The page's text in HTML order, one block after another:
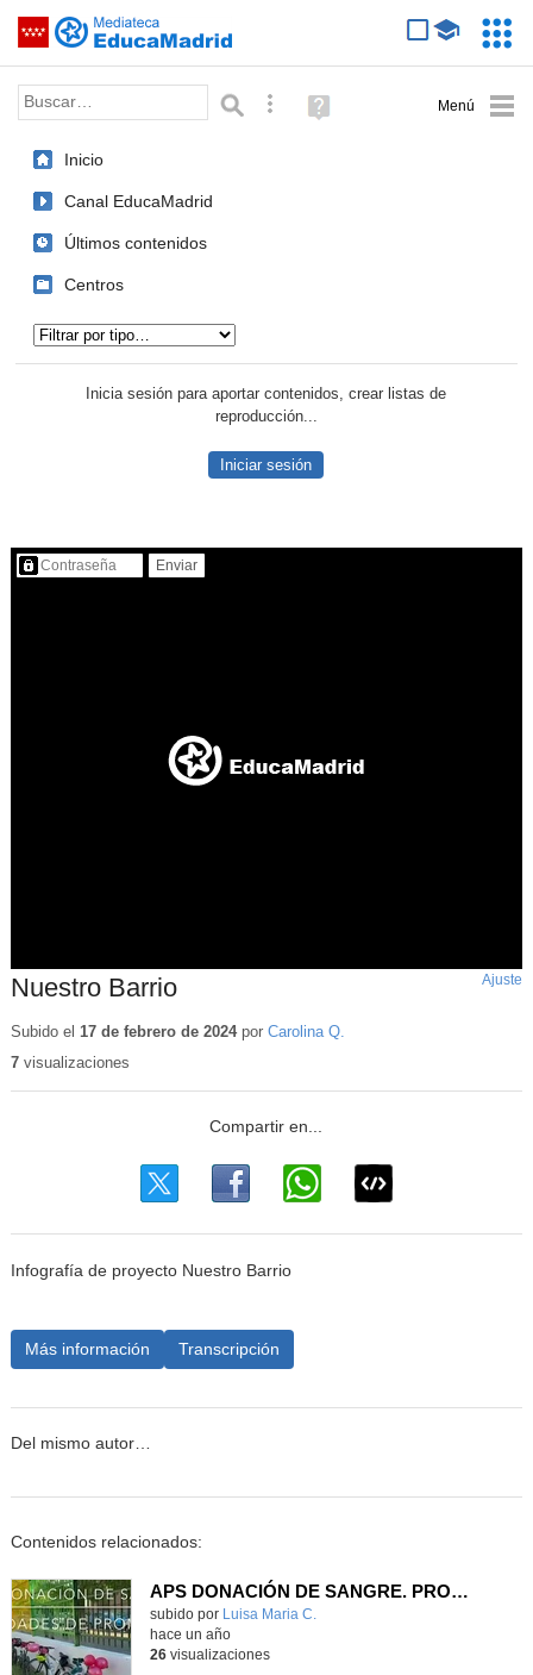
Saltar navegación
Palabra o frase: Búsqueda avanzada
Ayuda
(en
Inicio
Canal EducaMadrid
Últimos contenidos
Centros
Inicia sesión para aportar contenidos, crear listas de
reproducción...
Iniciar sesión
Contenido protegido…
Nuestro Barrio Ajuste
Subido el 17 de febrero de 2024por Carolina Q.
7visualizaciones
Infografía de proyecto Nuestro Barrio
Más información Transcripción
Del mismo autor…
Contenidos relacionados:
APS DONACIÓN DE SANGRE. PROMOCIÓN MARATON DE DONACIÓN
Contenido educativo.
subido por Luisa Maria C.
hace un año
26visualizaciones